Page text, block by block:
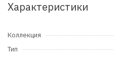
Характеристики
Коллекция
Тип